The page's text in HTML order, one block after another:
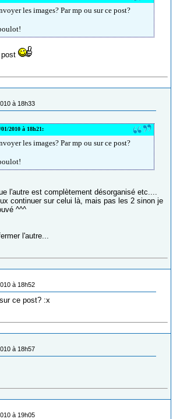
les images? Par mp ou sur ce post?
à 18h33
2010 à 18h21:
les images? Par mp ou sur ce post?
l'autre est complètement désorganisé etc....
continuer sur celui là, mais pas les 2 sinon je
^^^
l'autre...
à 18h52
ce post? :x
à 18h57
à 19h05